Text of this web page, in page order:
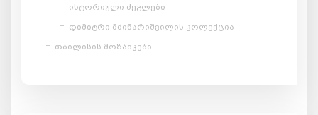
ისტორიული ძეგლები
დიმიტრი მძინარიშვილის კოლექცია
თბილისის მოზაიკები